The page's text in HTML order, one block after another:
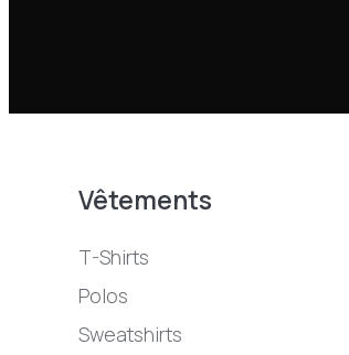
Vêtements
T-Shirts
Polos
Sweatshirts